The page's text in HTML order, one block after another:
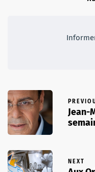
Jean-
NEXT